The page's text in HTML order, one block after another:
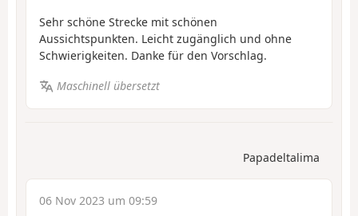
Sehr schöne Strecke mit schönen
Aussichtspunkten. Leicht zugänglich und ohne
Schwierigkeiten. Danke für den Vorschlag.
Maschinell übersetzt
Papadeltalima
06 Nov 2023 um 09:59